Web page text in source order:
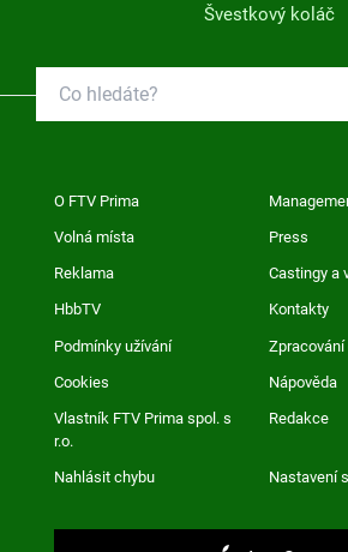
Švestkový koláč
O FTV Prima
Volná místa Press
Reklama Castingy a
HbbTV Kontakty
Podmínky užívání
Cookies Nápověda
Vlastník FTV Prima spol. s
r.o.
Redakce
Nahlásit chybu Nastavení